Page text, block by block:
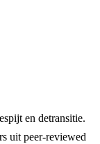
en detransitie.
uit peer-reviewed